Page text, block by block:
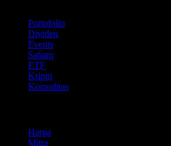
Portofolio
Dividen
Events
Saham
ETF
Kripto
Komoditas
Harga
Mitra